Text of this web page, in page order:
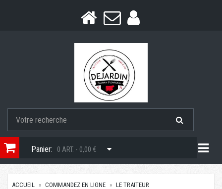
Panier: 0 ART. - 0,00 €
ACCUEIL COMMANDEZ EN LIGNE
LE TRAITEUR